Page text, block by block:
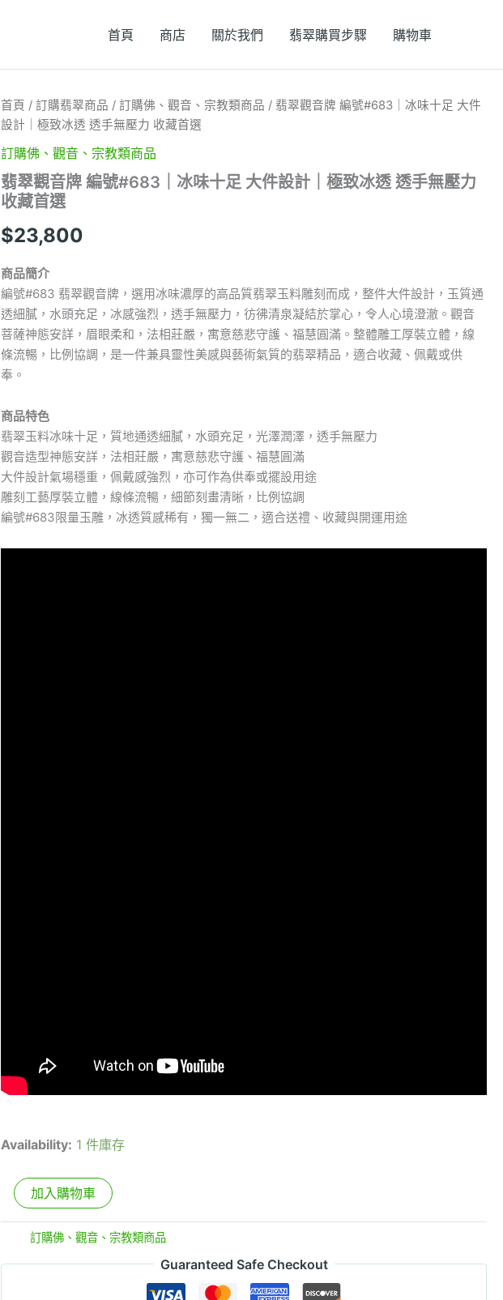
首頁 商店 關於我們 翡翠購買步驟 購物車
首頁 /訂購翡翠商品 /訂購佛、觀音、宗教類商品 / 翡翠觀音牌 編號#683｜冰味十足 大件
設計｜極致冰透 透手無壓力 收藏首選
訂購佛、觀音、宗教類商品
翡翠觀音牌 編號#683｜冰味十足 大件設計｜極致冰透 透手無壓力
收藏首選
$23,800
商品簡介
編號#683 翡翠觀音牌，選用冰味濃厚的高品質翡翠玉料雕刻而成，整件大件設計，玉質通
透細膩，水頭充足，冰感強烈，透手無壓力，彷彿清泉凝結於掌心，令人心境澄澈。觀音
菩薩神態安詳，眉眼柔和，法相莊嚴，寓意慈悲守護、福慧圓滿。整體雕工厚裝立體，線
條流暢，比例協調，是一件兼具靈性美感與藝術氣質的翡翠精品，適合收藏、佩戴或供
奉。
商品特色
翡翠玉料冰味十足，質地通透細膩，水頭充足，光澤潤澤，透手無壓力
觀音造型神態安詳，法相莊嚴，寓意慈悲守護、福慧圓滿
大件設計氣場穩重，佩戴感強烈，亦可作為供奉或擺設用途
雕刻工藝厚裝立體，線條流暢，細節刻畫清晰，比例協調
編號#683限量玉雕，冰透質感稀有，獨一無二，適合送禮、收藏與開運用途
Availability: 1 件庫存
翡
翠
觀
音
編
號
｜
冰
味
十
足
大
件
設
計
｜
致
冰
透
透
手
無
壓
力
加入購物車
分類:訂購佛、觀音、宗教類商品
Guaranteed Safe Checkout